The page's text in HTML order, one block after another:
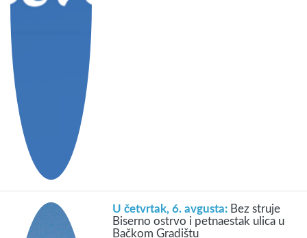
U četvrtak, 6. avgusta: Bez struje
Biserno ostrvo i petnaestak ulica u
Bačkom Gradištu